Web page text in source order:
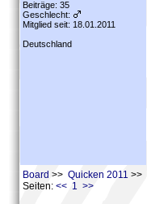
Beiträge: 35
Geschlecht:
Mitglied seit: 18.01.2011
Deutschland
Board >> Quicken 2011 >>
Seiten: << 1 >>